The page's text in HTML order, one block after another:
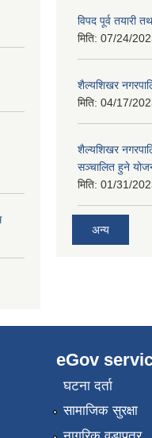
विपद पूर्व तयारी
मिति: 07/24/
शैल्यशिखर
मिति: 04/17/
शैल्यशिखर
सञ्चालित हुने
मिति: 01/31/
अन्य
eGov
घटना दर्ता
सामाजिक सुरक्षा